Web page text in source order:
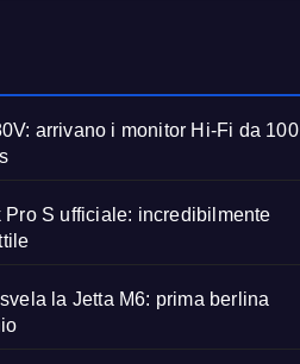
arrivano i monitor Hi-Fi da 100
Pro S ufficiale: incredibilmente
la Jetta M6: prima berlina